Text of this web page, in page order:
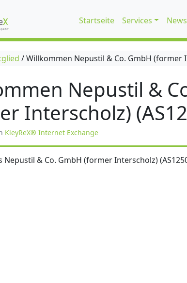
Startseite Services News
/Willkommen Nepustil & Co. GmbH (former
Nepustil &
Interscholz)
KleyReX® Internet Exchange
Nepustil & Co. GmbH (former Interscholz)